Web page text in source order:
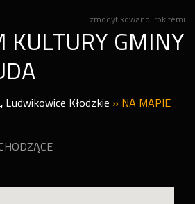
zmodyfikowano rok temu
KULTURY GMINY
, Ludwikowice Kłodzkie » NA MAPIE